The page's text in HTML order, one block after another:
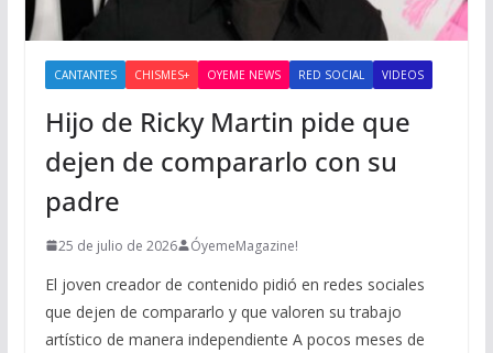
CANTANTES CHISMES+ OYEME NEWS RED SOCIAL VIDEOS
Hijo de Ricky Martin pide que
dejen de compararlo con su
padre
25 de julio de 2026 ÓyemeMagazine!
El joven creador de contenido pidió en redes sociales
que dejen de compararlo y que valoren su trabajo
artístico de manera independiente A pocos meses de